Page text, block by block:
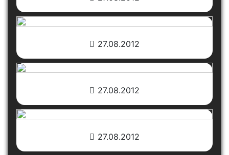
27.08.2012
27.08.2012
27.08.2012